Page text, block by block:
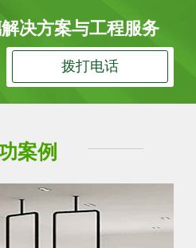
决方案与工程服务
拨打电话
案例